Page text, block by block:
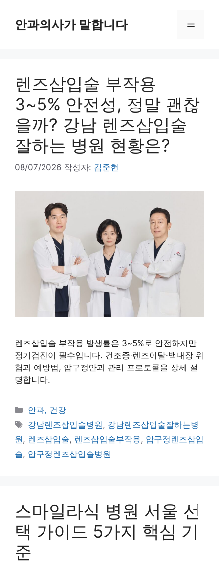
안과의사가 말합니다 메
렌즈삽입술 부작용
3~5% 안전성, 정말 괜찮
을까? 강남 렌즈삽입술
잘하는 병원 현황은?
08/07/2026 작성자: 김준현
렌즈삽입술 부작용 발생률은 3~5%로 안전하지만
정기검진이 필수입니다. 건조증·렌즈이탈·백내장 위
험과 예방법, 압구정안과 관리 프로토콜을 상세 설
명합니다.
카
테
리
안과, 건강
태
그
강남렌즈삽입술병원, 강남렌즈삽입술잘하는병
원, 렌즈삽입술, 렌즈삽입술부작용, 압구정렌즈삽입
술, 압구정렌즈삽입술병원
스마일라식 병원 서울 선
택 가이드 5가지 핵심 기
준